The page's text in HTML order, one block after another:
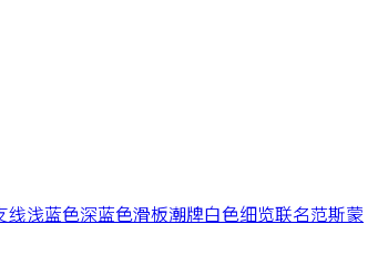
线浅蓝色深蓝色滑板潮牌白色细览联名范斯蒙